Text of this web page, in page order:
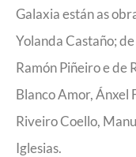
Galaxia están as
Yolanda Castaño;
Ramón Piñeiro e de
Blanco Amor, Ánxel
Riveiro Coello,
Iglesias.